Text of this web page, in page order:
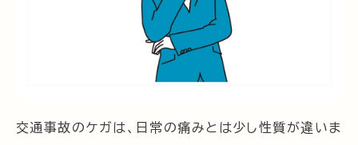
交通事故のケガは、日常の痛みとは少し性質が違いま